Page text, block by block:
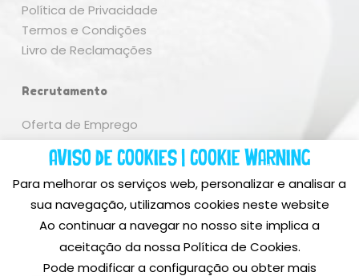
Política de Privacidade
Termos e Condições
Livro de Reclamações
Recrutamento
Oferta de Emprego
Aviso de Cookies | Cookie Warning
Para melhorar os serviços web, personalizar e analisar a
sua navegação, utilizamos cookies neste website
Ao continuar a navegar no nosso site implica a
aceitação da nossa Política de Cookies.
Pode modificar a configuração ou obter mais